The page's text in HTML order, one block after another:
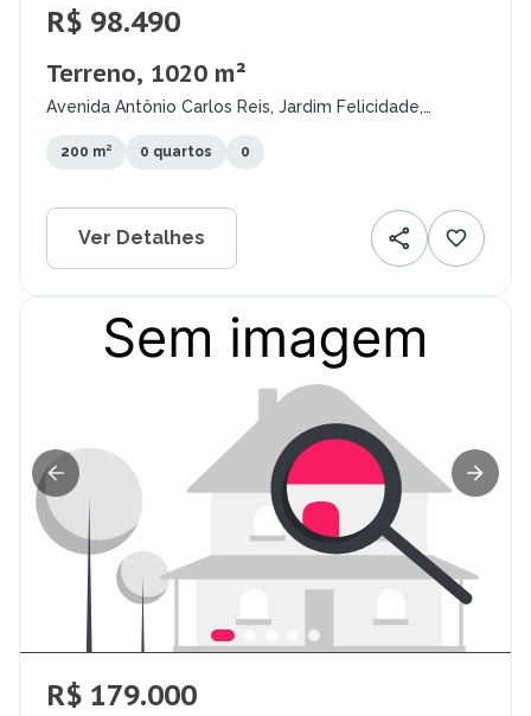
R$ 98.490
Terreno, 1020 m²
Avenida Antônio Carlos Reis, Jardim Felicidade,
200 m² 0 quartos 0
Ver Detalhes
R$ 179.000